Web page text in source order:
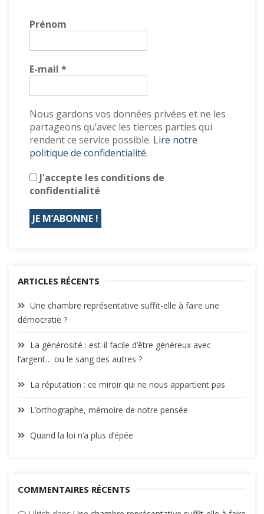
Prénom
E-mail *
Nous gardons vos données privées et ne les
partageons qu’avec les tierces parties qui
rendent ce service possible. Lire notre
politique de confidentialité.
J'accepte les conditions de
confidentialité
ARTICLES RÉCENTS
Une chambre représentative suffit-elle à faire une
démocratie ?
La générosité : est-il facile d’être généreux avec
l’argent… ou le sang des autres ?
La réputation : ce miroir qui ne nous appartient pas
L’orthographe, mémoire de notre pensée
Quand la loi n’a plus d’épée
COMMENTAIRES RÉCENTS